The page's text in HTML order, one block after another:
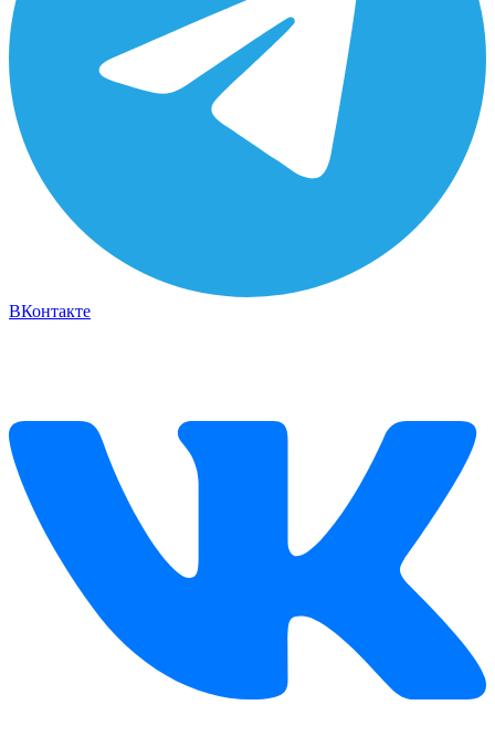
ВКонтакте